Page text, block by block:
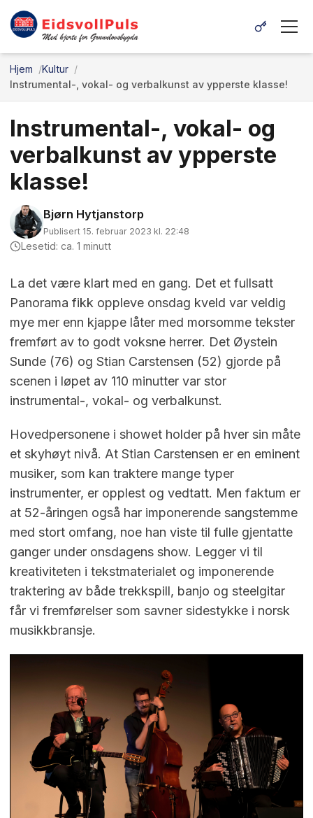
Hjem
Kultur
Instrumental-, vokal- og verbalkunst av ypperste klasse!
Instrumental-, vokal- og
verbalkunst av ypperste
klasse!
Bjørn Hytjanstorp
Publisert 15. februar 2023 kl. 22:48
Lesetid: ca. 1 minutt
La det være klart med en gang. Det et fullsatt
Panorama fikk oppleve onsdag kveld var veldig
mye mer enn kjappe låter med morsomme tekster
fremført av to godt voksne herrer. Det Øystein
Sunde (76) og Stian Carstensen (52) gjorde på
scenen i løpet av 110 minutter var stor
instrumental-, vokal- og verbalkunst.
Hovedpersonene i showet holder på hver sin måte
et skyhøyt nivå. At Stian Carstensen er en eminent
musiker, som kan traktere mange typer
instrumenter, er opplest og vedtatt. Men faktum er
at 52-åringen også har imponerende sangstemme
med stort omfang, noe han viste til fulle gjentatte
ganger under onsdagens show. Legger vi til
kreativiteten i tekstmaterialet og imponerende
traktering av både trekkspill, banjo og steelgitar
får vi fremførelser som savner sidestykke i norsk
musikkbransje.